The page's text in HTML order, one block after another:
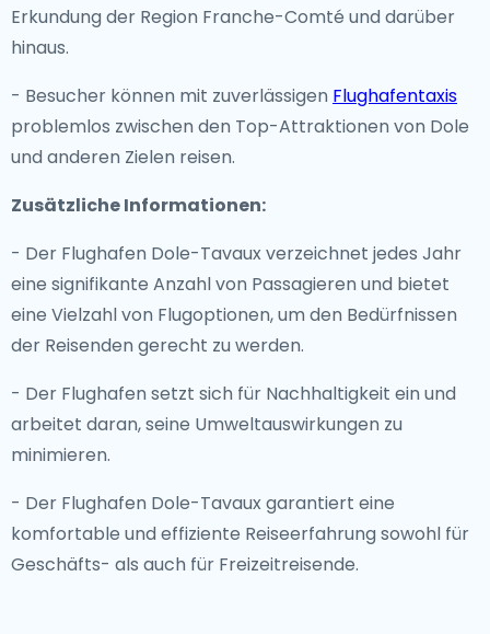
Erkundung der Region Franche-Comté und darüber
hinaus.
- Besucher können mit zuverlässigen Flughafentaxis
problemlos zwischen den Top-Attraktionen von Dole
und anderen Zielen reisen.
Zusätzliche Informationen:
- Der Flughafen Dole-Tavaux verzeichnet jedes Jahr
eine signifikante Anzahl von Passagieren und bietet
eine Vielzahl von Flugoptionen, um den Bedürfnissen
der Reisenden gerecht zu werden.
- Der Flughafen setzt sich für Nachhaltigkeit ein und
arbeitet daran, seine Umweltauswirkungen zu
minimieren.
- Der Flughafen Dole-Tavaux garantiert eine
komfortable und effiziente Reiseerfahrung sowohl für
Geschäfts- als auch für Freizeitreisende.